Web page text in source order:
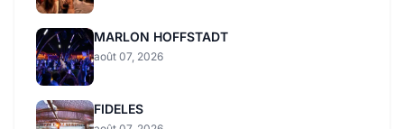
MARLON HOFFSTADT
août 07, 2026
FIDELES